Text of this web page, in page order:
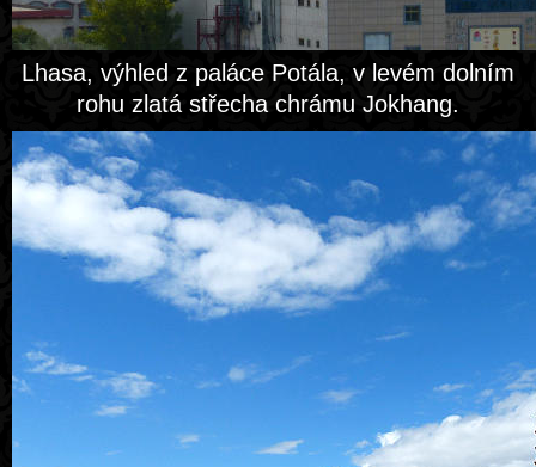
Lhasa, výhled z paláce Potála, v levém dolním
rohu zlatá střecha chrámu Jokhang.